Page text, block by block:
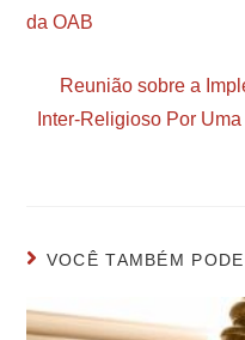
da OAB
Reunião sobre a
Inter-Religioso Por
VOCÊ TAMBÉM